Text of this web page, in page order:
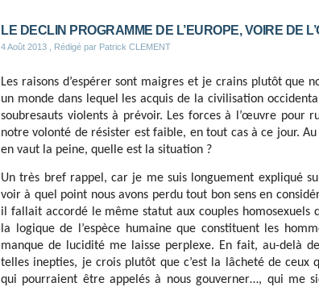
LE DECLIN PROGRAMME DE L’EUROPE, VOIRE DE
4 Août 2013 , Rédigé par Patrick CLEMENT
Les raisons d’espérer sont maigres et je crains plutôt que
un monde dans lequel les acquis de la civilisation
soubresauts violents à prévoir. Les forces à l’œuvre pour
notre volonté de résister est faible, en tout cas à ce jour.
en vaut la peine, quelle est la situation ?
Un très bref rappel, car je me suis longuement expliqué
voir à quel point nous avons perdu tout bon sens en
il fallait accordé le même statut aux couples homosexuels
la logique de l’espèce humaine que constituent les
manque de lucidité me laisse perplexe. En fait, au-delà
telles inepties, je crois plutôt que c’est la lâcheté de ceux
qui pourraient être appelés à nous gouverner…, qui me